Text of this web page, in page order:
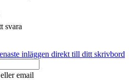
svara
email